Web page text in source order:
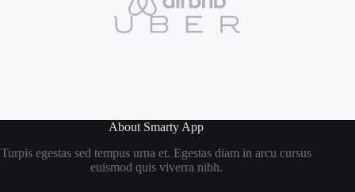
About Smarty App
Turpis egestas sed tempus urna et. Egestas diam in arcu cursus
euismod quis viverra nibh.